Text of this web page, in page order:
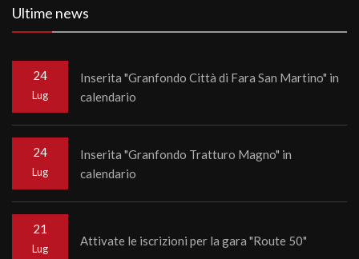
Ultime news
24
Lug
Inserita "Granfondo Città di Fara San Martino" in
calendario
24
Lug
Inserita "Granfondo Tratturo Magno" in
calendario
21
Lug
Attivate le iscrizioni per la gara "Route 50"